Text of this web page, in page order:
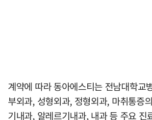
계약에 따라 동아에스티는 전남대학교
부외과, 성형외과, 정형외과, 마취통증
기내과, 알레르기내과, 내과 등 주요 진